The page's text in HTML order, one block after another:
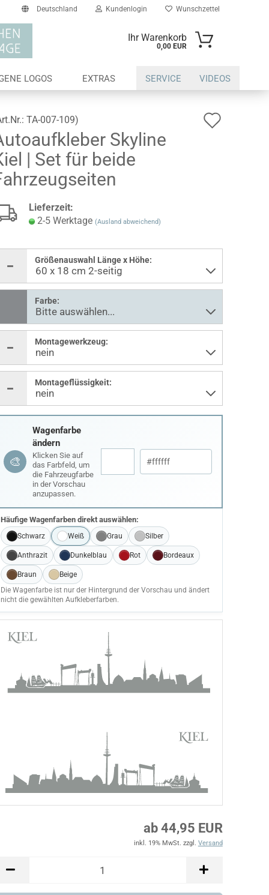
Deutschland Kundenlogin
erstellen
vergessen?
Wunschzettel
Ihr Warenkorb
0,00 EUR
LOGOS EXTRAS SERVICE VIDEOS
TA-007-109)
Skyline
| Set für beide
Lieferzeit:
2-5 Werktage (Ausland abweichend)
Größenauswahl Länge x Höhe:
Farbe:
Montagewerkzeug:
Montageflüssigkeit:
🎨
Wagenfarbe
ändern
Klicken Sie auf
das Farbfeld, um
die Fahrzeugfarbe
in der Vorschau
anzupassen.
Häufige Wagenfarben direkt auswählen:
Schwarz Weiß Grau Silber
Anthrazit Dunkelblau Rot Bordeaux
Braun
Beige
Die Wagenfarbe ist nur der Hintergrund der Vorschau und ändert
nicht die gewählten Aufkleberfarben.
ab 44,95 EUR
inkl. 19% MwSt. zzgl. Versand